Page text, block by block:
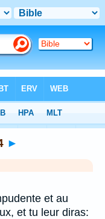
►
et au
et tu leur diras: